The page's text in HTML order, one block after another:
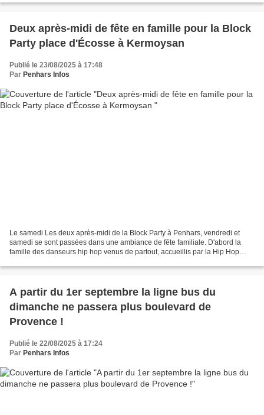
Deux après-midi de fête en famille pour la Block
Party place d'Écosse à Kermoysan
Publié le 23/08/2025 à 17:48
Par Penhars Infos
Le samedi Les deux après-midi de la Block Party à Penhars, vendredi et
samedi se sont passées dans une ambiance de fête familiale. D'abord la
famille des danseurs hip hop venus de partout, accueillis par la Hip Hop
A partir du 1er septembre la ligne bus du
dimanche ne passera plus boulevard de
Provence !
Publié le 22/08/2025 à 17:24
Par Penhars Infos